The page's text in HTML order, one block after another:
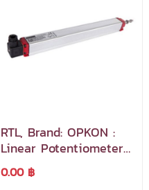
RTL, Brand: OPKON :
Linear Potentiometer
Ruby Series /
Advanced Desing
0.00 ฿